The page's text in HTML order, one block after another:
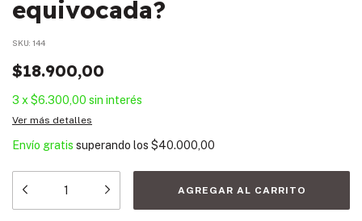
equivocada?
SKU: 144
$18.900,00
3 x $6.300,00 sin interés
Ver más detalles
Envío gratis superando los $40.000,00